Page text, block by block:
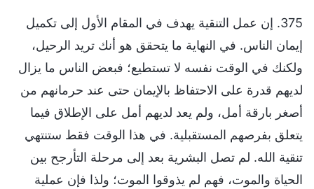
375. إن عمل التنقية يهدف في المقام الأول إلى تكميل
إيمان الناس. في النهاية ما يتحقق هو أنك تريد الرحيل،
ولكنك في الوقت نفسه لا تستطيع؛ فبعض الناس ما يزال
لديهم قدرة على الاحتفاظ بالإيمان حتى عند حرمانهم من
أصغر بارقة أمل، ولم يعد لديهم أمل على الإطلاق فيما
يتعلق بفرصهم المستقبلية. في هذا الوقت فقط ستنتهي
تنقية الله. لم تصل البشرية بعد إلى مرحلة التأرجح بين
الحياة والموت، فهم لم يذوقوا الموت؛ ولذا فإن عملية